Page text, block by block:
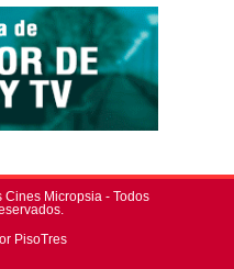
Micropsia - Todos
PisoTres